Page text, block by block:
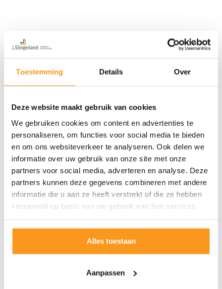
Toestemming Details Over
Deze website maakt gebruik van cookies
We gebruiken cookies om content en advertenties te
personaliseren, om functies voor social media te bieden
en om ons websiteverkeer te analyseren. Ook delen we
informatie over uw gebruik van onze site met onze
partners voor social media, adverteren en analyse. Deze
partners kunnen deze gegevens combineren met andere
informatie die u aan ze heeft verstrekt of die ze hebben
verzameld op basis van uw gebruik van hun services.
Alles toestaan
Aanpassen